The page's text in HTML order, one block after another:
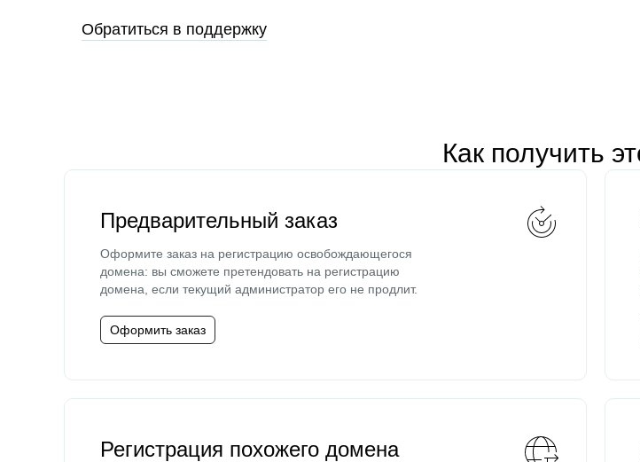
Обратиться в поддержку
Как получить
Предварительный заказ
Оформите заказ на регистрацию освобождающегося
домена: вы сможете претендовать на регистрацию
домена, если текущий администратор его не продлит.
Оформить заказ
Регистрация похожего домена